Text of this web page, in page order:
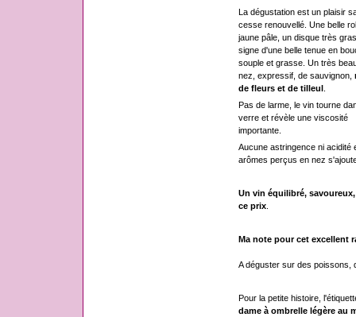
La dégustation est un plaisir
cesse renouvellé. Une belle
jaune pâle, un disque très
signe d'une belle tenue en
souple et grasse. Un très
nez, expressif, de sauvignon,
de fleurs et de tilleul.
Pas de larme, le vin tourne
verre et révèle une viscosité
importante.
Aucune astringence ni acidité
arômes perçus en nez
Un vin équilibré,
ce prix.
Ma note pour cet excellent
A déguster sur des poissons,
Pour la petite histoire,
dame à ombrelle légère au